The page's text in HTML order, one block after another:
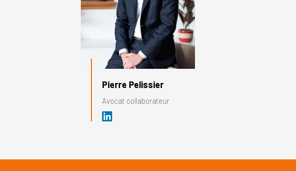
Pierre Pelissier
Avocat collaborateur